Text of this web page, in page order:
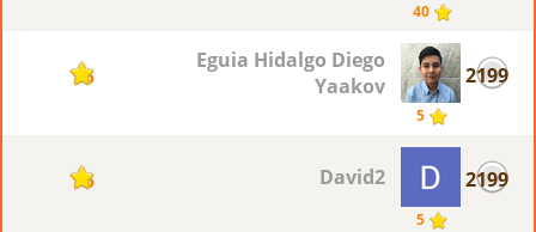
40
2199
5
Eguia Hidalgo Diego
Yaakov
5
2199
5
David2
5